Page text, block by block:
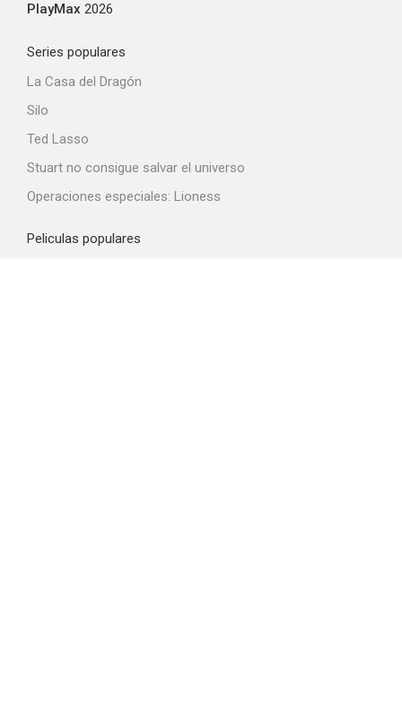
PlayMax 2026
Series populares
La Casa del Dragón
Silo
Ted Lasso
Stuart no consigue salvar el universo
Operaciones especiales: Lioness
Peliculas populares